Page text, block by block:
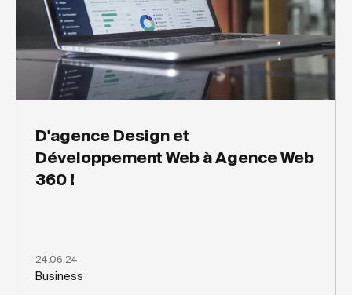
D'agence Design et
Développement Web à Agence Web
360 !
24.06.24
Business